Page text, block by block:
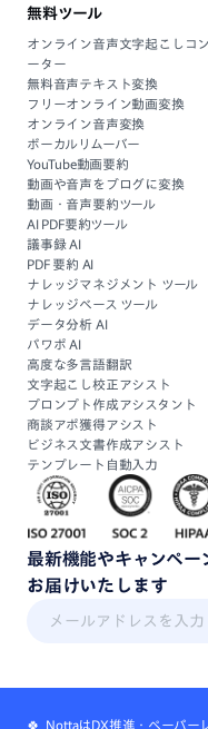
無料ツール
オンライン音声文字起こしコ
ーター
無料音声テキスト変換
フリーオンライン動画変換
オンライン音声変換
ボーカルリムーバー
YouTube動画要約
動画や音声をブログに変換
動画・音声要約ツール
AI PDF要約ツール
議事録 AI
PDF 要約 AI
ナレッジマネジメント ツール
ナレッジベース ツール
データ分析 AI
パワポ AI
高度な多言語翻訳
文字起こし校正アシスト
プロンプト作成アシスタント
商談アポ獲得アシスト
ビジネス文書作成アシスト
テンプレート自動入力
最新機能やキャンペー
お届けいたします
🍀 NottaはDX推進・ペーパー